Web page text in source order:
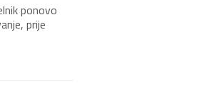
ponovo
prije